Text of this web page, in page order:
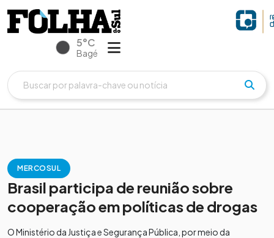
5°C
Bagé
MERCOSUL
Brasil participa de reunião sobre
cooperação em políticas de drogas
O Ministério da Justiça e Segurança Pública, por meio da